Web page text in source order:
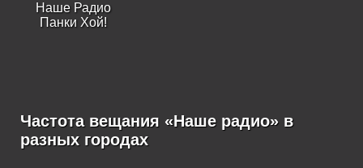
Наше Радио
Панки Хой!
Частота вещания «Наше радио» в
разных городах